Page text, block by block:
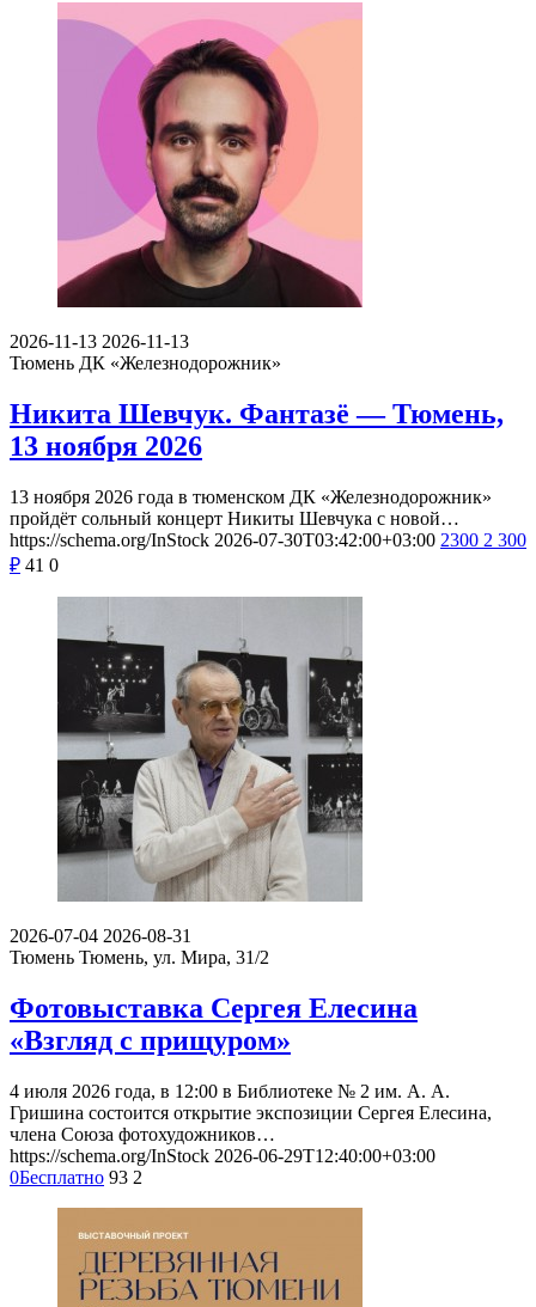
2026-11-13 2026-11-13
Тюмень ДК «Железнодорожник»
Никита Шевчук. Фантазё — Тюмень,
13 ноября 2026
13 ноября 2026 года в тюменском ДК «Железнодорожник»
пройдёт сольный концерт Никиты Шевчука с новой…
https://schema.org/InStock 2026-07-30T03:42:00+03:00 2300 2 300
₽ 41 0
2026-07-04 2026-08-31
Тюмень Тюмень, ул. Мира, 31/2
Фотовыставка Сергея Елесина
«Взгляд с прищуром»
4 июля 2026 года, в 12:00 в Библиотеке № 2 им. А. А.
Гришина состоится открытие экспозиции Сергея Елесина,
члена Союза фотохудожников…
https://schema.org/InStock 2026-06-29T12:40:00+03:00
0Бесплатно 93 2